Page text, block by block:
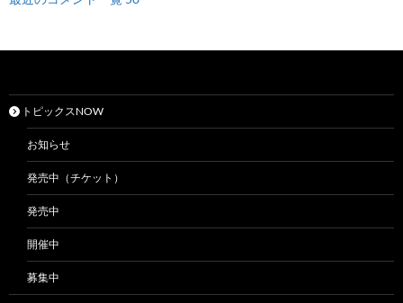
トピックスNOW
お知らせ
発売中（チケット）
発売中
開催中
募集中